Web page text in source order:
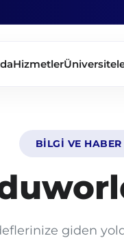
Hizmetler
BİLGİ VE HABER
giden